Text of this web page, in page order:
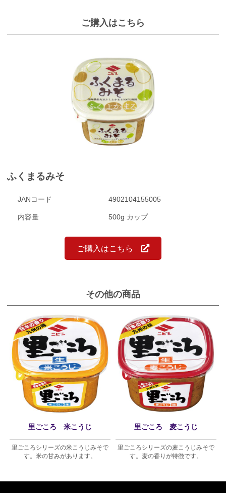
ご購入はこちら
ふくまるみそ
JANコード 4902104155005
内容量 500g カップ
ご購入はこちら
その他の商品
里ごころ 米こうじ
里ごころシリーズの米こうじみそで
す。米の甘みがあります。
里ごころ 麦こうじ
里ごころシリーズの麦こうじみそで
す。麦の香りが特徴です。